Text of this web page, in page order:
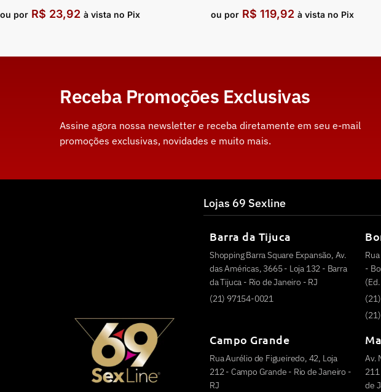
ou por R$ 23,92 à vista no Pix ou por R$ 119,92 à vista no Pix
Receba Promoções Exclusivas
Assine agora nossa newsletter e receba diretamente em seu e-mail
promoções exclusivas, novidades e muito mais.
Lojas 69 Sexline
Barra da Tijuca
Shopping Barra Square Expansão, Av.
das Américas, 3665 - Loja 132 - Barra
da Tijuca - Rio de Janeiro - RJ
(21) 97154-0021
-
Campo Grande
Rua Aurélio de Figueiredo, 42, Loja
212 - Campo Grande - Rio de Janeiro -
RJ
Av.
211
de